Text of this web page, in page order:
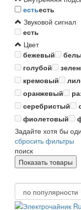
естьесть
Звуковой сигнал
есть
Цвет
бежевый
голубой
кремовый
оранжевый
серебристый
фиолетовый
Задайте хотя бы
сбросить фильтры
поиск